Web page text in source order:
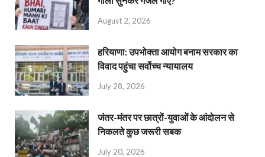
August 2, 2026
हरियाणा: उपभोक्ता आयोग बनाम सरकार का
विवाद पहुंचा सर्वोच्च न्यायालय
July 28, 2026
जंतर-मंतर पर छात्रों-युवाओं के आंदोलन से
निकलते कुछ जरूरी सबक
July 20, 2026